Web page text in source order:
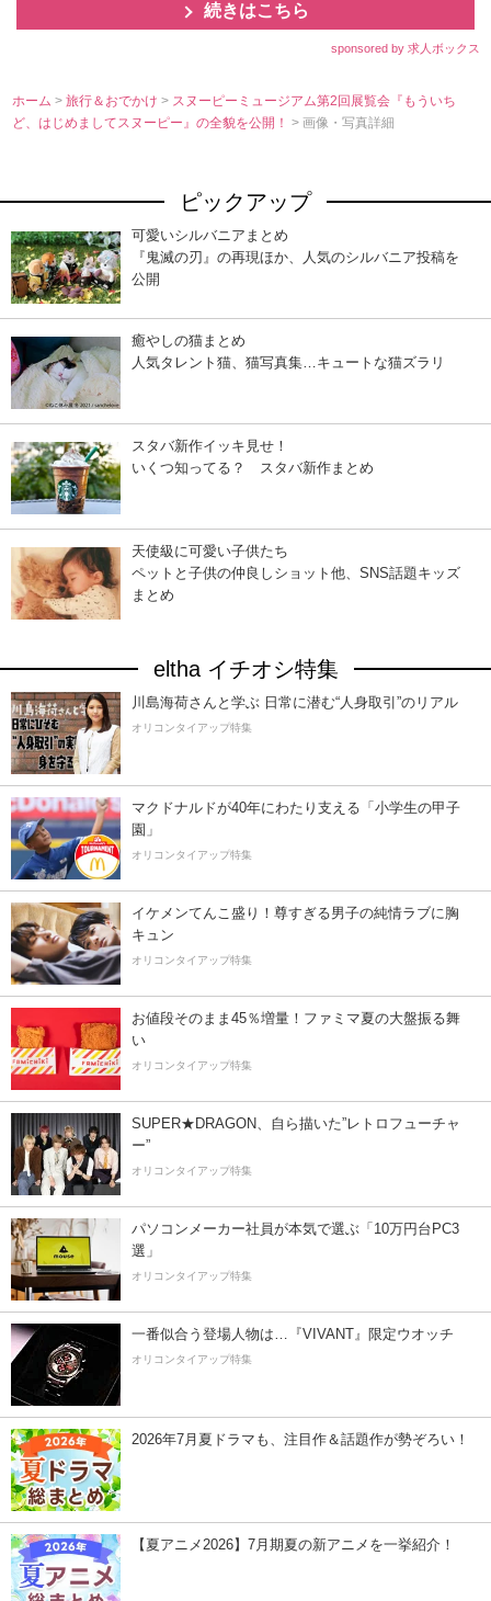
続きはこちら
sponsored by 求人ボックス
ホーム >旅行＆おでかけ> スヌーピーミュージアム第2回展覧会『もういち
ど、はじめましてスヌーピー』の全貌を公開！> 画像・写真詳細
ピックアップ
可愛いシルバニアまとめ
『鬼滅の刃』の再現ほか、人気のシルバニア投稿を
公開
癒やしの猫まとめ
人気タレント猫、猫写真集…キュートな猫ズラリ
スタバ新作イッキ見せ！
いくつ知ってる？ スタバ新作まとめ
天使級に可愛い子供たち
ペットと子供の仲良しショット他、SNS話題キッズ
まとめ
eltha イチオシ特集
川島海荷さんと学ぶ 日常に潜む“人身取引”のリアル
オリコンタイアップ特集
マクドナルドが40年にわたり支える「小学生の甲子
園」
オリコンタイアップ特集
イケメンてんこ盛り！尊すぎる男子の純情ラブに胸
キュン
オリコンタイアップ特集
お値段そのまま45％増量！ファミマ夏の大盤振る舞
い
オリコンタイアップ特集
SUPER★DRAGON、自ら描いた”レトロフューチャ
ー”
オリコンタイアップ特集
パソコンメーカー社員が本気で選ぶ「10万円台PC3
選」
オリコンタイアップ特集
一番似合う登場人物は…『VIVANT』限定ウオッチ
オリコンタイアップ特集
2026年7月夏ドラマも、注目作＆話題作が勢ぞろい！
【夏アニメ2026】7月期夏の新アニメを一挙紹介！